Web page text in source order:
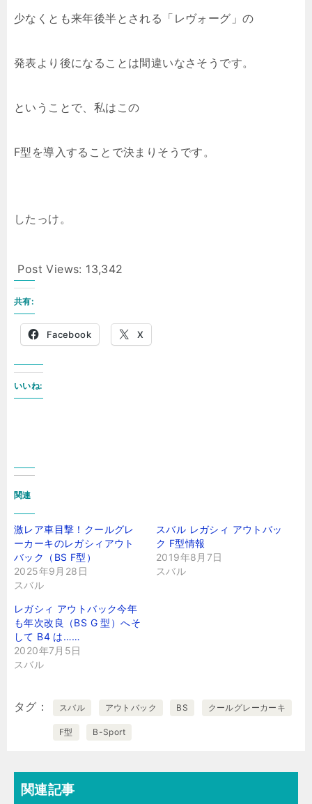
少なくとも来年後半とされる「レヴォーグ」の
発表より後になることは間違いなさそうです。
ということで、私はこの
F型を導入することで決まりそうです。
したっけ。
Post Views: 13,342
共有:
Facebook X
いいね:
関連
激レア車目撃！クールグレ
ーカーキのレガシィアウト
バック（BS F型）
2025年9月28日
スバル
スバル レガシィ アウトバッ
ク F型情報
2019年8月7日
スバル
レガシィ アウトバック今年
も年次改良（BS G 型）へそ
して B4 は……
2020年7月5日
スバル
タグ スバル アウトバック BS クールグレーカーキ
F型 B-Sport
関連記事